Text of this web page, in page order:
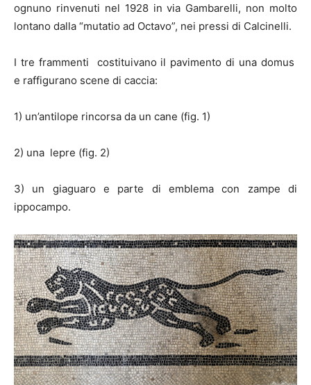
ognuno rinvenuti nel 1928 in via Gambarelli, non molto
lontano dalla “mutatio ad Octavo”, nei pressi di Calcinelli.
I tre frammenti costituivano il pavimento di una domus
e raffigurano scene di caccia:
1) un’antilope rincorsa da un cane (fig. 1)
2) una lepre (fig. 2)
3) un giaguaro e parte di emblema con zampe di
ippocampo.